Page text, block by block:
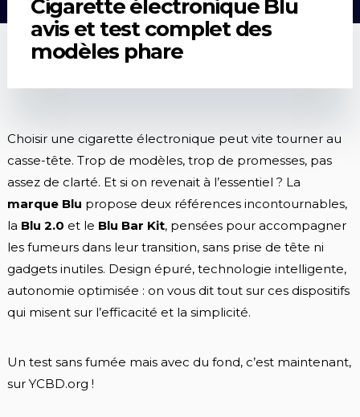
Cigarette électronique Blu
avis et test complet des
modèles phare
Choisir une cigarette électronique peut vite tourner au
casse-tête. Trop de modèles, trop de promesses, pas
assez de clarté. Et si on revenait à l’essentiel ? La
marque Blu propose deux références incontournables,
la Blu 2.0 et le Blu Bar Kit, pensées pour accompagner
les fumeurs dans leur transition, sans prise de tête ni
gadgets inutiles. Design épuré, technologie intelligente,
autonomie optimisée : on vous dit tout sur ces dispositifs
qui misent sur l’efficacité et la simplicité.
Un test sans fumée mais avec du fond, c’est maintenant,
sur YCBD.org !